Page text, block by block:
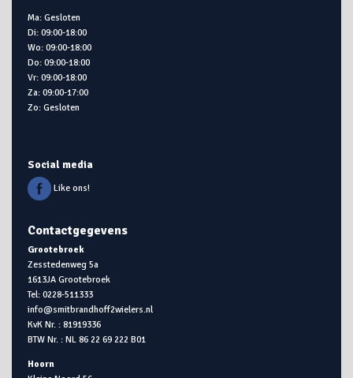
Ma: Gesloten
Di: 09:00-18:00
Wo: 09:00-18:00
Do: 09:00-18:00
Vr: 09:00-18:00
Za: 09:00-17:00
Zo: Gesloten
Social media
Like ons!
Contactgegevens
Grootebroek
Zesstedenweg 5a
1613JA Grootebroek
Tel: 0228-511333
info@smitbrandhoff2wielers.nl
KvK Nr. : 81919336
BTW Nr. : NL 86 22 69 222 B01
Hoorn